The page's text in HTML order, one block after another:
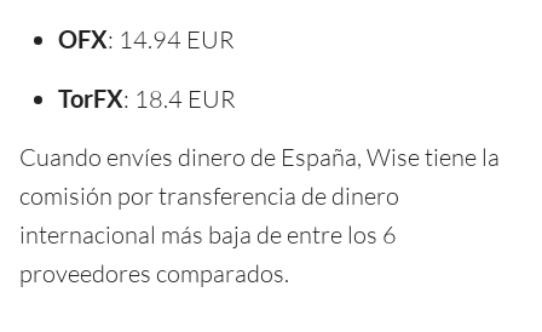
OFX: 14.94 EUR
TorFX: 18.4 EUR
Cuando envíes dinero de España, Wise tiene la
comisión por transferencia de dinero
internacional más baja de entre los 6
proveedores comparados.